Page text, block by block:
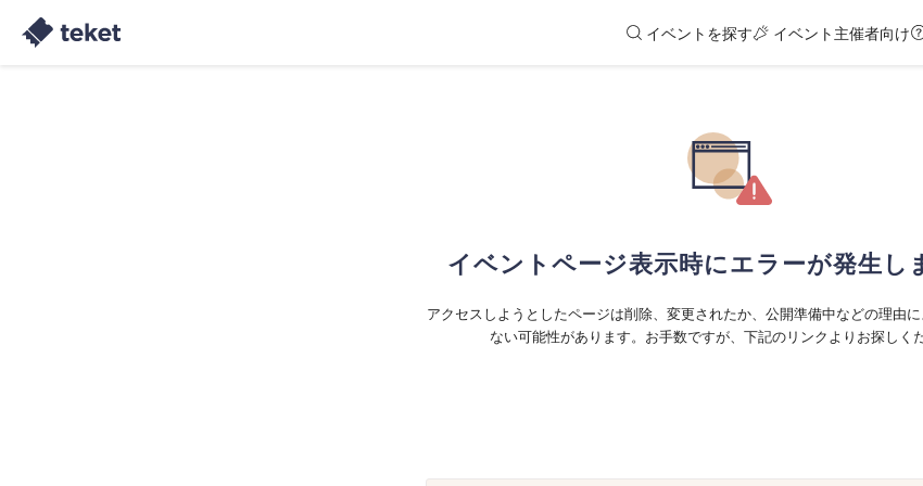
イベントを探す イベント主催者向け
イベントページ表示時にエラーが発生し
アクセスしようとしたページは削除、変更されたか、公開準備中などの理由
ない可能性があります。お手数ですが、下記のリンクよりお探しくだ